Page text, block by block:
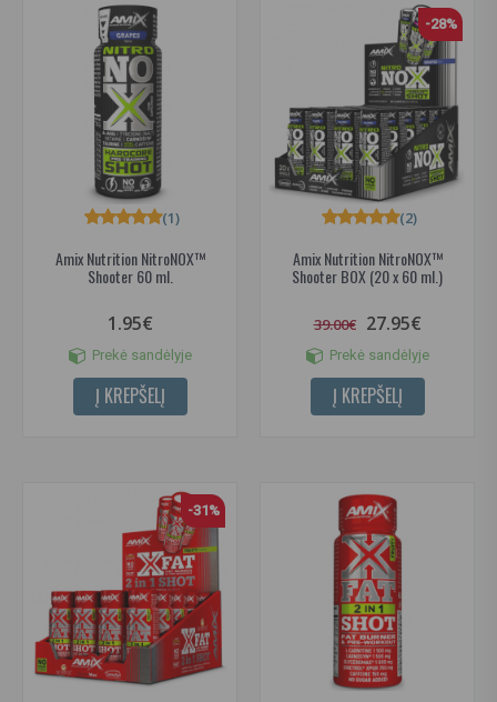
Amix Nutrition NitroNOX™
Shooter 60 ml.
(1)
1.95€
Prekė sandėlyje
Į KREPŠELĮ
-28%
Amix Nutrition NitroNOX™
Shooter BOX (20 x 60 ml.)
(2)
39.00€ 27.95€
Prekė sandėlyje
Į KREPŠELĮ
-31%